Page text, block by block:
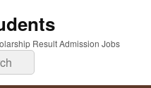
Result Admission Jobs